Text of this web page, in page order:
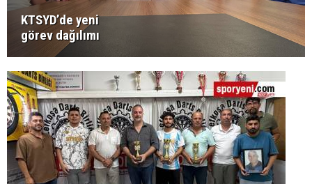
KTSYD’de yeni
görev dağılımı